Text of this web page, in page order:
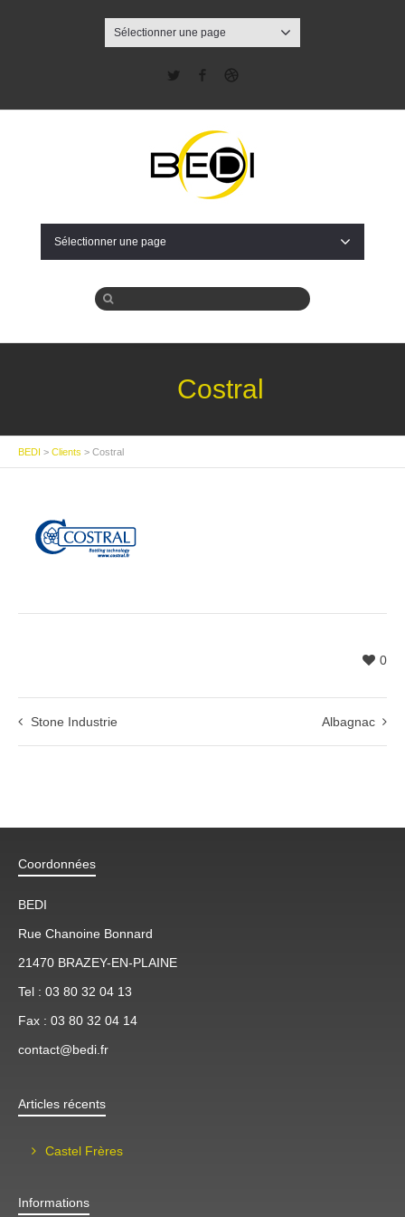
Sélectionner une page
Twitter Facebook
Sélectionner une page
Costral
BEDI > Clients > Costral
0
Stone Industrie Albagnac
Coordonnées
BEDI
Rue Chanoine Bonnard
21470 BRAZEY-EN-PLAINE
Tel : 03 80 32 04 13
Fax : 03 80 32 04 14
contact@bedi.fr
Articles récents
Castel Frères
Informations